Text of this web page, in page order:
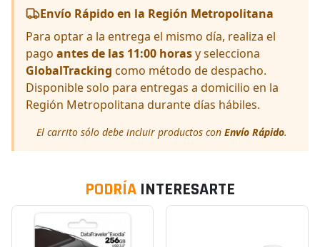
Envío Rápido en la Región Metropolitana
Para optar a la entrega el mismo día, realiza el
pago antes de las 11:00 horasy selecciona
GlobalTracking como método de despacho.
Disponible solo para entregas a domicilio en la
Región Metropolitana durante días hábiles.
El carrito sólo debe incluir productos con Envío Rápido.
PODRÍA INTERESARTE